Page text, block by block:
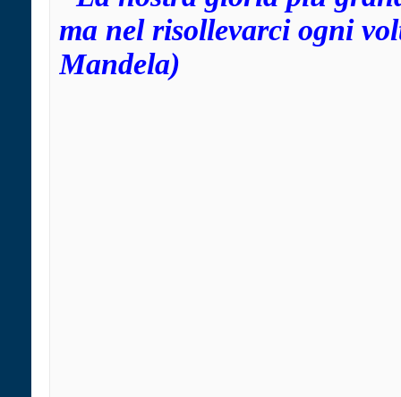
ma nel risollevarci ogni
Mandela)